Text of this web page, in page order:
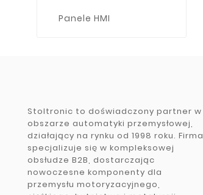
Panele HMI
Stoltronic to doświadczony partner w
obszarze automatyki przemysłowej,
działający na rynku od 1998 roku. Firma
specjalizuje się w kompleksowej
obsłudze B2B, dostarczając
nowoczesne komponenty dla
przemysłu motoryzacyjnego,